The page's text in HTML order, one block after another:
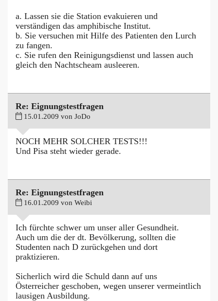
a. Lassen sie die Station evakuieren und
verständigen das amphibische Institut.
b. Sie versuchen mit Hilfe des Patienten den Lurch
zu fangen.
c. Sie rufen den Reinigungsdienst und lassen auch
gleich den Nachtscheam ausleeren.
Re: Eignungstestfragen
15.01.2009 von JoDo
NOCH MEHR SOLCHER TESTS!!!
Und Pisa steht wieder gerade.
Re: Eignungstestfragen
16.01.2009 von Weibi
Ich fürchte schwer um unser aller Gesundheit.
Auch um die der dt. Bevölkerung, sollten die
Studenten nach D zurückgehen und dort
praktizieren.
Sicherlich wird die Schuld dann auf uns
Österreicher geschoben, wegen unserer vermeintlich
lausigen Ausbildung.